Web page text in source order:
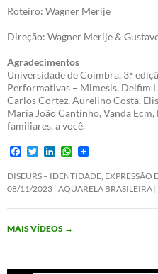
Roteiro: Wagner Merije
Direção: Wagner Merije &
Agradecimentos
Universidade de Coimbra, 3.ª
Performativas – Mimesis, Delfim
Carlos Cortez, Aurelino Costa,
Maria João Cantinho, Vanda
familiares, a você.
F
c
e
o
k
T
i
t
e
n
k
d
n
W
a
t
A
DISEURS – IDENTIDADE, EXPRESSÃO
08/11/2023 AQUARELA BRASILEIRA
MAIS VÍDEOS →